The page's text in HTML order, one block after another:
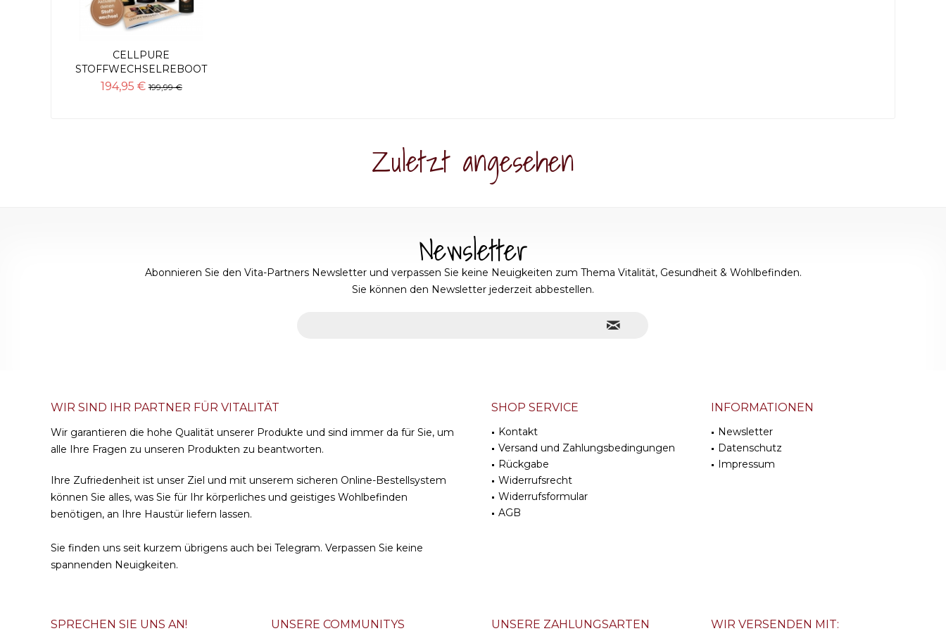
CELLPURE
STOFFWECHSELREBOOT
PAKET +++...
194,95 € 199,99 €
Zuletzt angesehen
Newsletter
Abonnieren Sie den Vita-Partners Newsletter und verpassen Sie keine Neuigkeiten zum Thema Vitalität, Gesundheit & Wohlbefinden.
Sie können den Newsletter jederzeit abbestellen.
WIR SIND IHR PARTNER FÜR VITALITÄT
Wir garantieren die hohe Qualität unserer Produkte und sind immer da für Sie, um
alle Ihre Fragen zu unseren Produkten zu beantworten.
Ihre Zufriedenheit ist unser Ziel und mit unserem sicheren Online-Bestellsystem
können Sie alles, was Sie für Ihr körperliches und geistiges Wohlbefinden
benötigen, an Ihre Haustür liefern lassen.
Sie finden uns seit kurzem übrigens auch bei Telegram. Verpassen Sie keine
spannenden Neuigkeiten.
SHOP SERVICE
Kontakt
Versand und Zahlungsbedingungen
Rückgabe
Widerrufsrecht
Widerrufsformular
AGB
INFORMATIONEN
Newsletter
Datenschutz
Impressum
SPRECHEN SIE UNS AN! UNSERE COMMUNITYS UNSERE ZAHLUNGSARTEN WIR VERSENDEN MIT: